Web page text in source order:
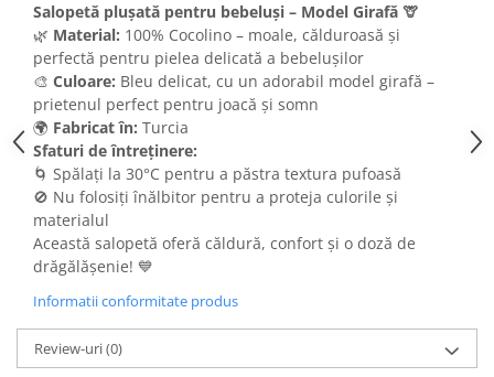
Salopetă plușată pentru bebeluși – Model Girafă 🦒
🌿 Material: 100% Cocolino – moale, călduroasă și
perfectă pentru pielea delicată a bebelușilor
🎨 Culoare: Bleu delicat, cu un adorabil model girafă –
prietenul perfect pentru joacă și somn
🌍 Fabricat în: Turcia
Sfaturi de întreținere:
🌀 Spălați la 30°C pentru a păstra textura pufoasă
🚫 Nu folosiți înălbitor pentru a proteja culorile și
materialul
Această salopetă oferă căldură, confort și o doză de
drăgălășenie! 💙
Informatii conformitate produs
Review-uri(0)